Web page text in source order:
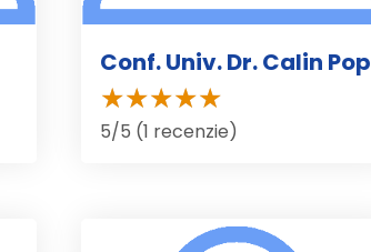
Conf. Univ. Dr. Calin Pop
5/5 (1 recenzie)